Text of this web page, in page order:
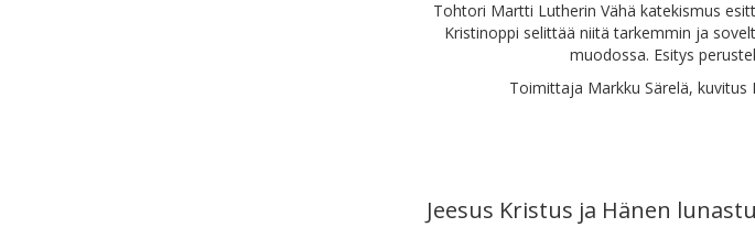
Tohtori Martti Lutherin Vähä katekismus
Kristinoppi selittää niitä tarkemmin ja
muodossa. Esitys
Toimittaja Markku Särelä, kuvitus
Jeesus Kristus ja Hänen